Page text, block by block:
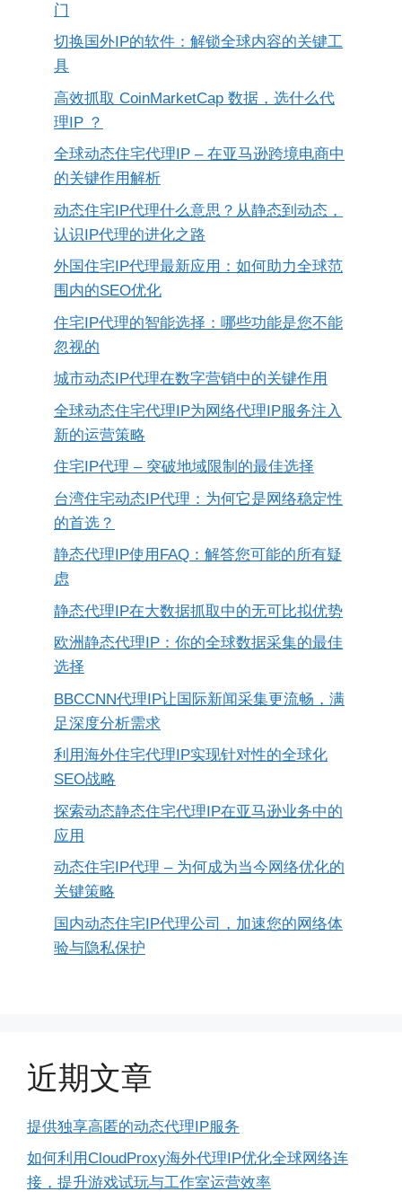
门
切换国外IP的软件：解锁全球内容的关键工
具
高效抓取 CoinMarketCap 数据，选什么代
理IP ？
全球动态住宅代理IP – 在亚马逊跨境电商中
的关键作用解析
动态住宅IP代理什么意思？从静态到动态，
认识IP代理的进化之路
外国住宅IP代理最新应用：如何助力全球范
围内的SEO优化
住宅IP代理的智能选择：哪些功能是您不能
忽视的
城市动态IP代理在数字营销中的关键作用
全球动态住宅代理IP为网络代理IP服务注入
新的运营策略
住宅IP代理 – 突破地域限制的最佳选择
台湾住宅动态IP代理：为何它是网络稳定性
的首选？
静态代理IP使用FAQ：解答您可能的所有疑
虑
静态代理IP在大数据抓取中的无可比拟优势
欧洲静态代理IP：你的全球数据采集的最佳
选择
BBCCNN代理IP让国际新闻采集更流畅，满
足深度分析需求
利用海外住宅代理IP实现针对性的全球化
SEO战略
探索动态静态住宅代理IP在亚马逊业务中的
应用
动态住宅IP代理 – 为何成为当今网络优化的
关键策略
国内动态住宅IP代理公司，加速您的网络体
验与隐私保护
近期文章
提供独享高匿的动态代理IP服务
如何利用CloudProxy海外代理IP优化全球网络连
接，提升游戏试玩与工作室运营效率